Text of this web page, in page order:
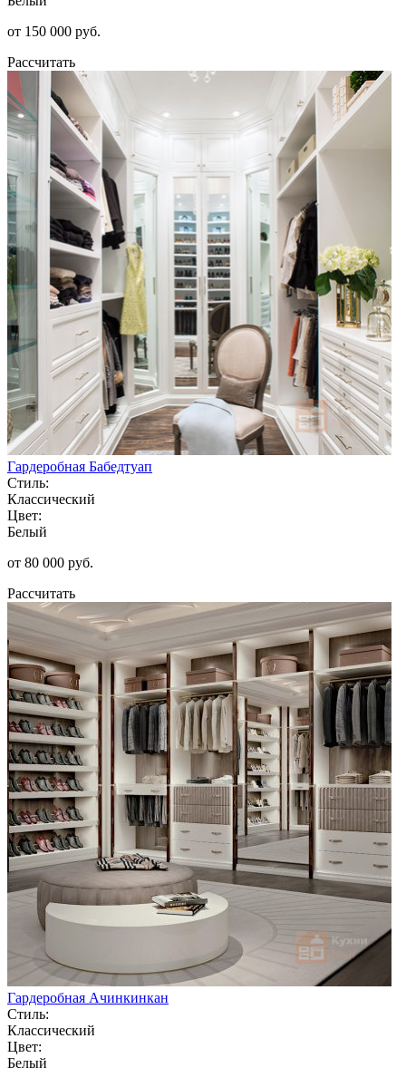
от 150 000 руб.
Рассчитать
Гардеробная Бабедтуап
Стиль:
Классический
Цвет:
Белый
от 80 000 руб.
Рассчитать
Гардеробная Ачинкинкан
Стиль:
Классический
Цвет:
Белый